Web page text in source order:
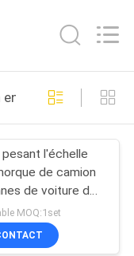
ligne
pesant l'échelle
de camion
de voiture de
d'échelles
de camion
MOQ:1set